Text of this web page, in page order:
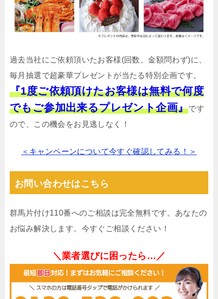
過去当社にご依頼頂いたお客様(回数、金額問わず)に、
毎月抽選で超豪華プレゼントが当たる特別企画です。
『1度ご依頼頂けたお客様は無料で何度
でもご参加出来るプレゼント企画』です
ので、この機会をお見逃しなく！
＜キャンペーンについて今すぐ確認してみる！＞
お問い合わせはこちら
群馬片付け110番へのご相談は完全無料です。あなたの
お悩み解決します。今すぐご相談ください！
＼業者選びに困ったら…／